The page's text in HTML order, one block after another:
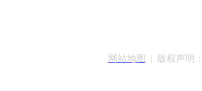
网站地图 | 版权声明